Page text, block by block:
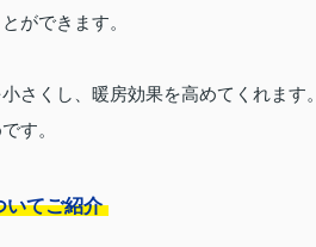
ができます。
さくし、暖房効果を高めてくれます。
す。
いてご紹介